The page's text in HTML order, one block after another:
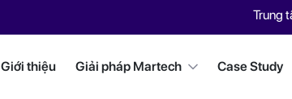
Trung
Giới thiệu Giải pháp Martech Case Study